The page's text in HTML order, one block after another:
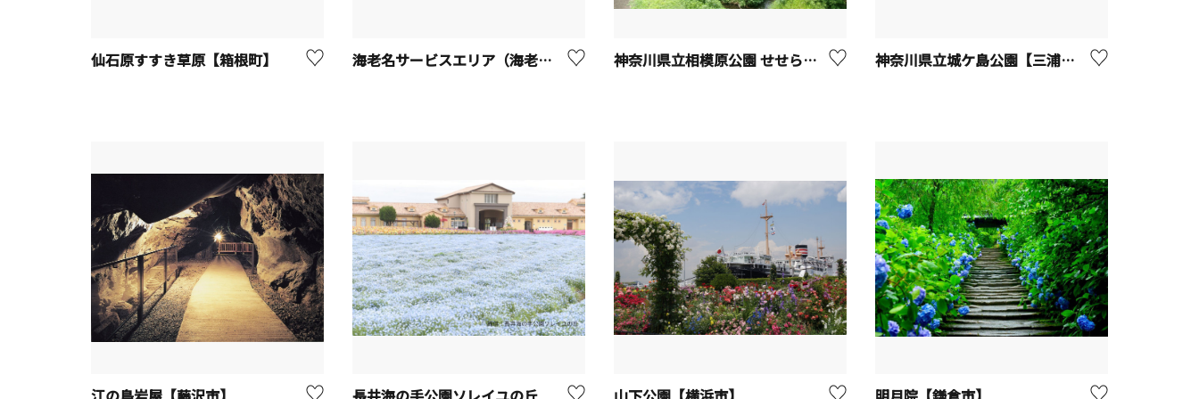
仙石原すすき草原【箱根町】 海老名サービスエリア（海老名SA） 神奈川県立相模原公園 せせらぎの園地区 じゃぶじゃぶゾーン 神奈川県立城ケ島公園【三浦市】